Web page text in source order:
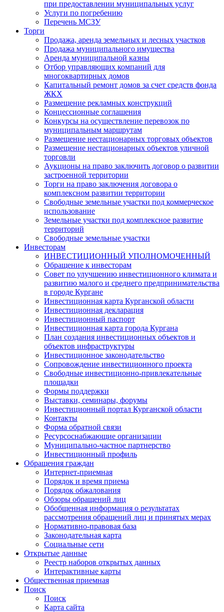
при предоставлении муниципальных услуг
Услуги по погребению
Перечень МСЗУ
Торги
Продажа, аренда земельных и лесных участков
Продажа муниципального имущества
Аренда муниципальной казны
Отбор управляющих компаний для
многоквартирных домов
Капитальный ремонт домов за счет средств фонда
ЖКХ
Размещение рекламных конструкций
Концессионные соглашения
Конкурсы на осуществление перевозок по
муниципальным маршрутам
Размещение нестационарных торговых объектов
Размещение нестационарных объектов уличной
торговли
Аукционы на право заключить договор о развитии
застроенной территории
Торги на право заключения договора о
комплексном развитии территории
Свободные земельные участки под коммерческое
использование
Земельные участки под комплексное развитие
территорий
Свободные земельные участки
Инвесторам
ИНВЕСТИЦИОННЫЙ УПОЛНОМОЧЕННЫЙ
Обращение к инвесторам
Совет по улучшению инвестиционного климата и
развитию малого и среднего предпринимательства
в городе Кургане
Инвестиционная карта Курганской области
Инвестиционная декларация
Инвестиционный паспорт
Инвестиционная карта города Кургана
План создания инвестиционных объектов и
объектов инфраструктуры
Инвестиционное законодательство
Сопровождение инвестиционного проекта
Свободные инвестиционно-привлекательные
площадки
Формы поддержки
Выставки, семинары, форумы
Инвестиционный портал Курганской области
Контакты
Форма обратной связи
Ресурсоснабжающие организации
Муниципально-частное партнерство
Инвестиционный профиль
Обращения граждан
Интернет-приемная
Порядок и время приема
Порядок обжалования
Обзоры обращений лиц
Обобщенная информация о результатах
рассмотрения обращений лиц и принятых мерах
Нормативно-правовая база
Законодательная карта
Социальные сети
Открытые данные
Реестр наборов открытых данных
Интерактивные карты
Общественная приемная
Поиск
Поиск
Карта сайта